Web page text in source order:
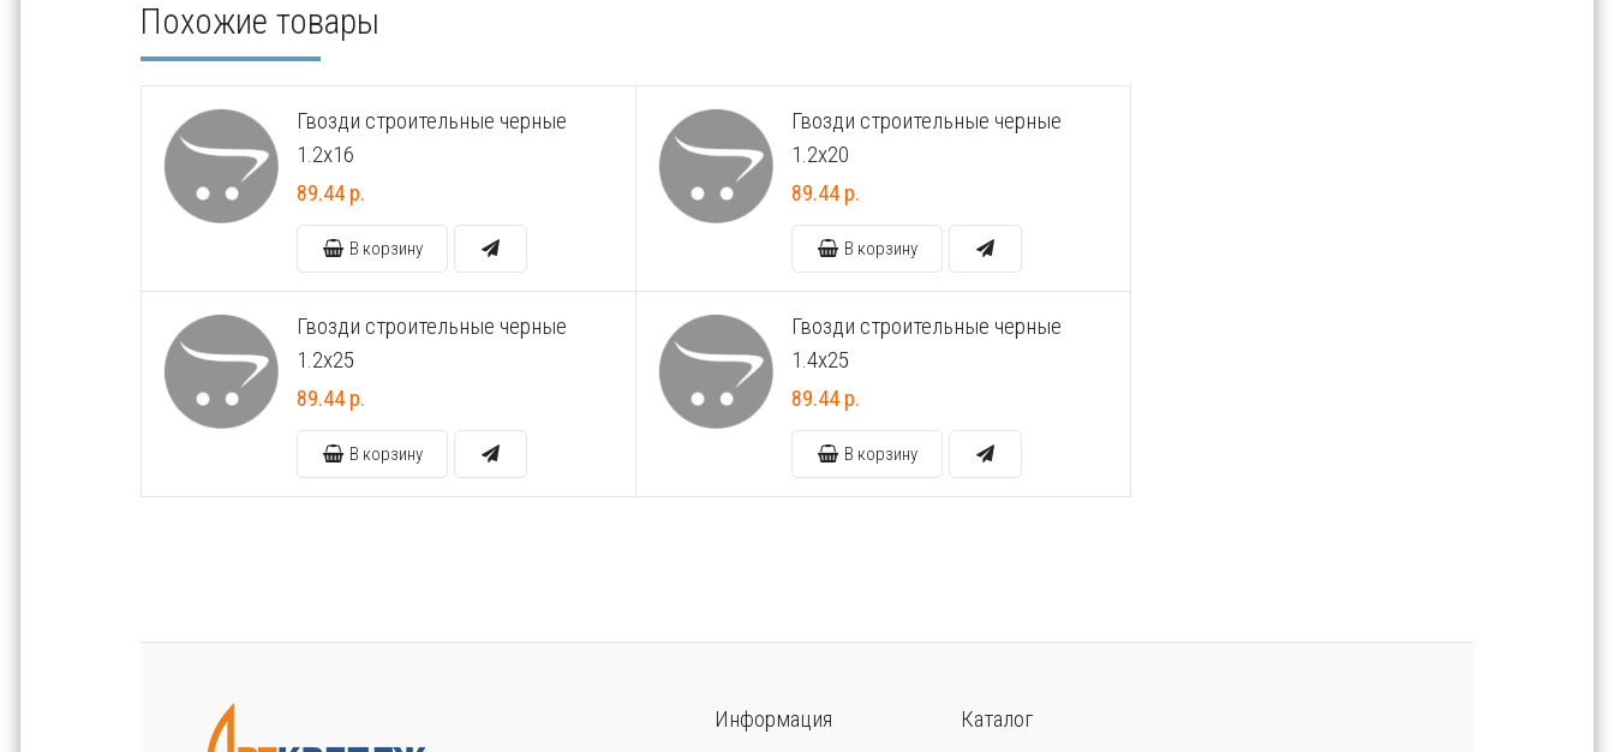
Похожие товары
Гвозди строительные черные
1.2х16
89.44 р.
В корзину
Гвозди строительные черные
1.2х20
89.44 р.
В корзину
Гвозди строительные черные
1.2х25
89.44 р.
В корзину
Гвозди строительные черные
1.4х25
89.44 р.
В корзину
Информация Каталог